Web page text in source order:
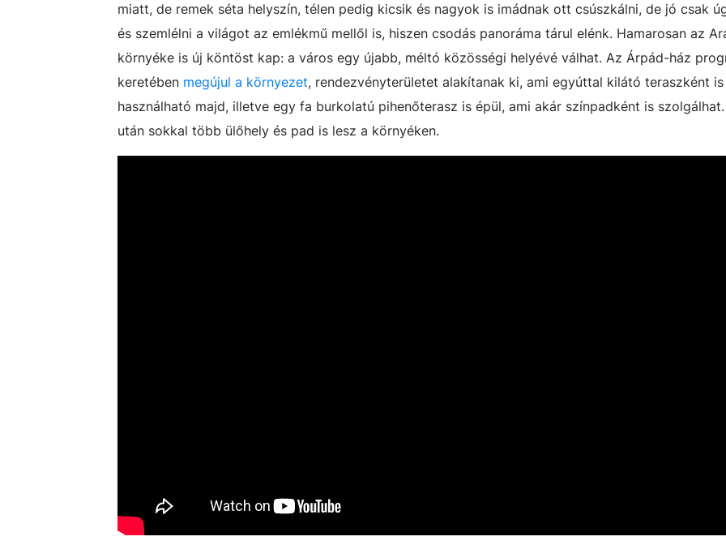
miatt, de remek séta helyszín, télen pedig kicsik és nagyok is imádnak ott csúszkálni, de jó csak
és szemlélni a világot az emlékmű mellől is, hiszen csodás panoráma tárul elénk. Hamarosan az
környéke is új köntöst kap: a város egy újabb, méltó közösségi helyévé válhat. Az Árpád-ház
keretében megújul a környezet, rendezvényterületet alakítanak ki, ami egyúttal kilátó teraszként is
használható majd, illetve egy fa burkolatú pihenőterasz is épül, ami akár színpadként is
után sokkal több ülőhely és pad is lesz a környéken.